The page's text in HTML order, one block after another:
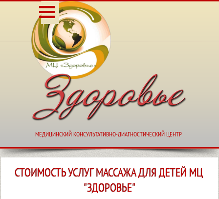
Перейти к контентуПропустить меню
МЕДИЦИНСКИЙ КОНСУЛЬТАТИВНО-
МЕДИЦИНСКИЙ КОНСУЛЬТАТИВНО-ДИАГНОСТИЧЕСКИЙ ЦЕНТР
СТОИМОСТЬ УСЛУГ МАССАЖА ДЛЯ ДЕТЕЙ МЦ
"ЗДОРОВЬЕ"